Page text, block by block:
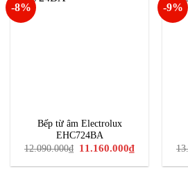
-8%
Bếp từ âm Electrolux
EHC724BA
12.090.000₫
Giá
là:
11.160.000₫Giá
hiện
tại
-9%